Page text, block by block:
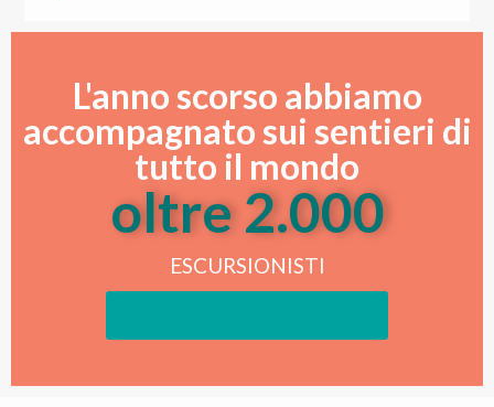
L'anno scorso abbiamo
accompagnato sui sentieri di
tutto il mondo
ESCURSIONISTI
oltre 2.000